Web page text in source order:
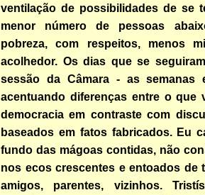
ventilação de possibilidades de se
menor número de pessoas
pobreza, com respeitos, menos
acolhedor. Os dias que se
sessão da Câmara - as semanas
acentuando diferenças entre o que
democracia em contraste com
baseados em fatos fabricados. Eu
fundo das mágoas contidas, não
nos ecos crescentes e entoados de
amigos, parentes, vizinhos.